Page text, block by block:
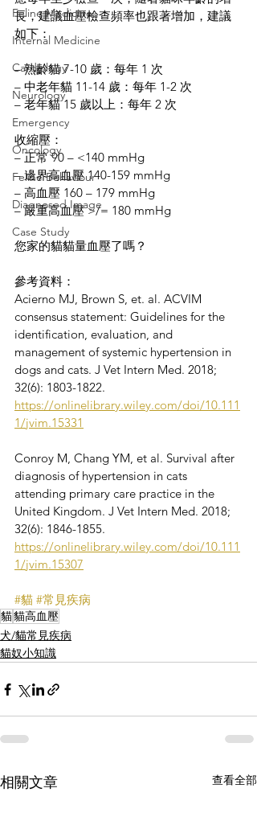
Feline Medicine
Internal Medicine
Cardiology
Neurology
Emergency
Oncology
Feline Behaviour
Diagnosed Image
Case Study
長，建議血壓檢查頻率也跟著增加，建議
如下：
– 熟齡貓 7-10 歲：每年 1 次
– 中老年貓 11-14 歲：每年 1-2 次
– 老年貓 15 歲以上：每年 2 次
收縮壓：
– 正常 90 – <140 mmHg
– 邊界高血壓 140-159 mmHg
– 高血壓 160 – 179 mmHg
– 嚴重高血壓 >/= 180 mmHg
您家的貓貓量血壓了嗎？
參考資料：
Acierno MJ, Brown S, et. al. ACVIM
consensus statement: Guidelines for the
identification, evaluation, and
management of systemic hypertension in
dogs and cats. J Vet Intern Med. 2018;
32(6): 1803-1822.
https://onlinelibrary.wiley.com/doi/10.111
1/jvim.15331
Conroy M, Chang YM, et al. Survival after
diagnosis of hypertension in cats
attending primary care practice in the
United Kingdom. J Vet Intern Med. 2018;
32(6): 1846-1855.
https://onlinelibrary.wiley.com/doi/10.111
1/jvim.15307
#貓 #常見疾病
貓貓高血壓
犬/貓常見疾病
貓奴小知識
相關文章 查看全部